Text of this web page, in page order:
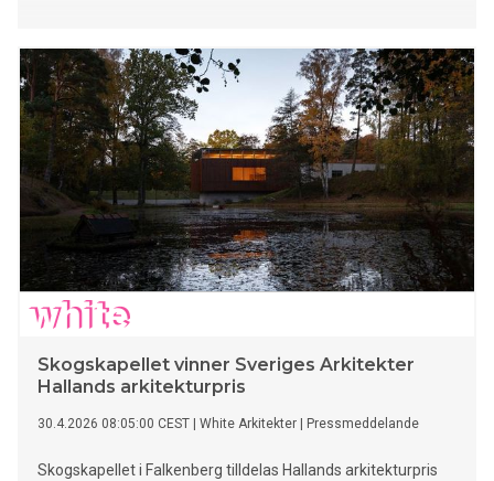
Skogskapellet vinner Sveriges Arkitekter
Hallands arkitekturpris
30.4.2026 08:05:00 CEST White Arkitekter Pressmeddelande
Skogskapellet i Falkenberg tilldelas Hallands arkitekturpris